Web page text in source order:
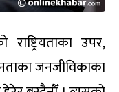
उपर,
जनजीविकाका